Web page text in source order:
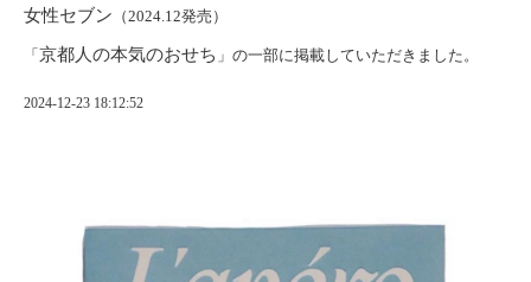
女性セブン （2024.12発売）
「 京都人の本気のおせち 」の一部に掲載していただきました。
2024-12-23 18:12:52